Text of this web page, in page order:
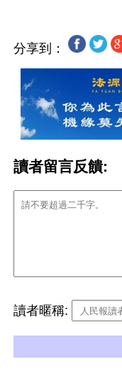
分享到：
讀者留言反饋:
讀者暱稱: